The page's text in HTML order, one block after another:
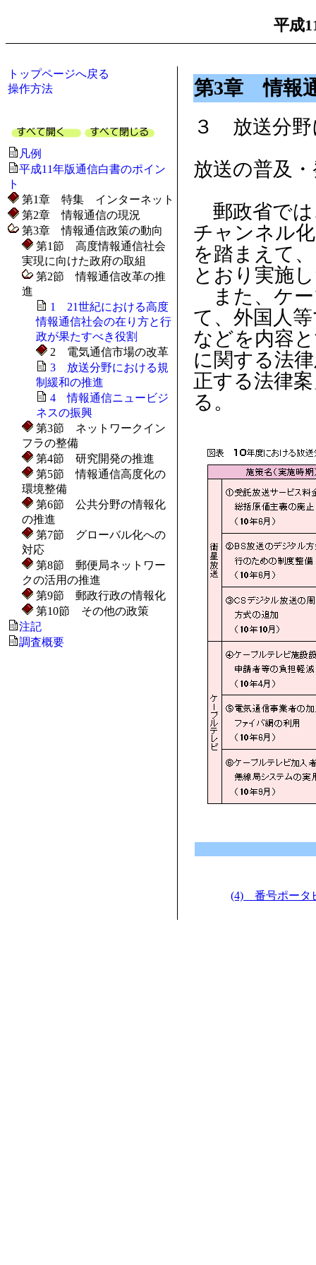
平成
トップページへ戻る
操作方法
凡例
平成11年版通信白書のポイン
ト
第1章 特集 インターネット
第2章 情報通信の現況
第3章 情報通信政策の動向
第1節 高度情報通信社会
実現に向けた政府の取組
第2節 情報通信改革の推
進
1 21世紀における高度
情報通信社会の在り方と行
政が果たすべき役割
2 電気通信市場の改革
3 放送分野における規
制緩和の推進
4 情報通信ニュービジ
ネスの振興
第3節 ネットワークイン
フラの整備
第4節 研究開発の推進
第5節 情報通信高度化の
環境整備
第6節 公共分野の情報化
の推進
第7節 グローバル化への
対応
第8節 郵便局ネットワー
クの活用の推進
第9節 郵政行政の情報化
第10節 その他の政策
注記
調査概要
第3章 情報
３ 放送分野
放送の普及
郵政省では
チャンネル
を踏まえて
とおり実施
また、ケー
て、外国人
などを内容
に関する法
正する法律
る。
(4) 番号ポータ